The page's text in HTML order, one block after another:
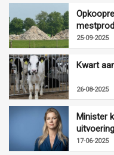
25-09-2025
Kwart
26-08-2025
Minister
17-06-2025